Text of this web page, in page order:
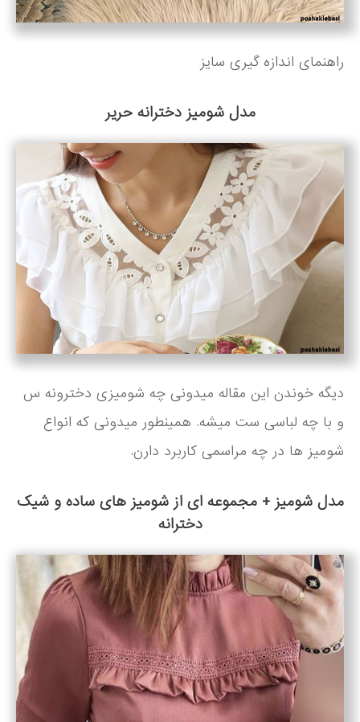
راهنمای اندازه گیری سایز
مدل شومیز دخترانه حریر
دیگه خوندن این مقاله میدونی چه شومیزی دخترونه س
و با چه لباسی ست میشه. همینطور میدونی که انواع
شومیز ها در چه مراسمی کاربرد دارن.
مدل شومیز + مجموعه ای از شومیز های ساده و شیک
دخترانه